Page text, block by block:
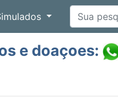
e doaçoes: